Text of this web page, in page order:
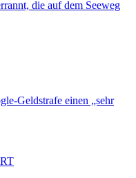
die auf dem Seeweg
Geldstrafe einen „sehr